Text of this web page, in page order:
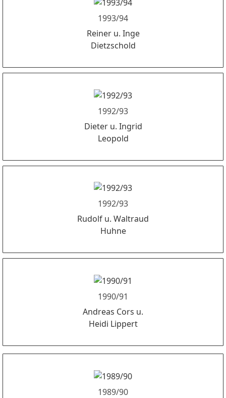
1993/94
Reiner u. Inge
Dietzschold
1992/93
Dieter u. Ingrid
Leopold
1992/93
Rudolf u. Waltraud
Huhne
1990/91
Andreas Cors u.
Heidi Lippert
1989/90